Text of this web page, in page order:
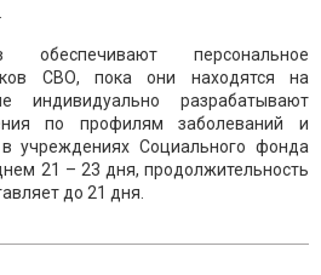
обеспечивают персональное
СВО, пока они находятся на
разрабатывают
по профилям заболеваний и
учреждениях Социального фонда
21 – 23 дня, продолжительность
до 21 дня.